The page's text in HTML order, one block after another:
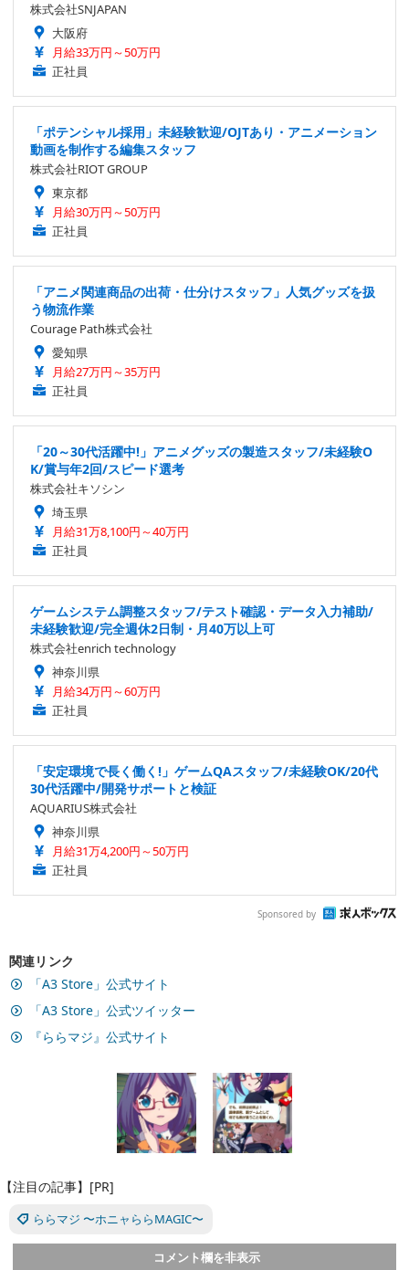
株式会社SNJAPAN
大阪府
月給33万円～50万円
正社員
「ポテンシャル採用」未経験歓迎/OJTあり・アニメーション
動画を制作する編集スタッフ
株式会社RIOT GROUP
東京都
月給30万円～50万円
正社員
「アニメ関連商品の出荷・仕分けスタッフ」人気グッズを扱
う物流作業
Courage Path株式会社
愛知県
月給27万円～35万円
正社員
「20～30代活躍中!」アニメグッズの製造スタッフ/未経験O
K/賞与年2回/スピード選考
株式会社キソシン
埼玉県
月給31万8,100円～40万円
正社員
ゲームシステム調整スタッフ/テスト確認・データ入力補助/
未経験歓迎/完全週休2日制・月40万以上可
株式会社enrich technology
神奈川県
月給34万円～60万円
正社員
「安定環境で長く働く!」ゲームQAスタッフ/未経験OK/20代
30代活躍中/開発サポートと検証
AQUARIUS株式会社
神奈川県
月給31万4,200円～50万円
正社員
Sponsored by
関連リンク
「A3 Store」公式サイト
「A3 Store」公式ツイッター
『ららマジ』公式サイト
【注目の記事】[PR]
ららマジ 〜ホニャららMAGIC〜
コメント欄を非表示